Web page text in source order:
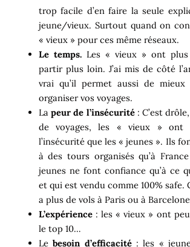
trop facile d’en faire la seule
jeune/vieux. Surtout quand on
« vieux » pour ces même réseaux.
Le temps. Les « vieux » ont
partir plus loin. J’ai mis de côté
vrai qu’il permet aussi de mieux
organiser vos voyages.
Lapeur de l’insécurité: C’est
de voyages, les « vieux » ont
l’insécurité que les « jeunes ». Ils
à des tours organisés qu’à
jeunes ne font confiance qu’à ce
et qui est vendu comme 100% safe.
a plus de vols à Paris ou à
L’expérience: les « vieux » ont
le top 10…
Lebesoin d’efficacité: les «